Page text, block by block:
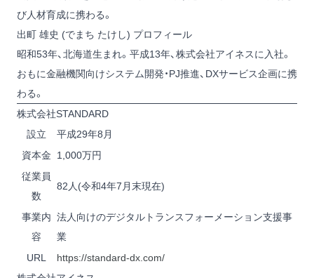
び人材育成に携わる。
出町 雄史 (でまち たけし) プロフィール
昭和53年、北海道生まれ。平成13年、株式会社アイネスに入社。
おもに金融機関向けシステム開発・PJ推進、DXサービス企画に携
わる。
株式会社STANDARD
設立
平成29年8月
資本金
1,000万円
従業員
数
82人(令和4年7月末現在)
事業内
容
法人向けのデジタルトランスフォーメーション支援事
業
URL
https://standard-dx.com/